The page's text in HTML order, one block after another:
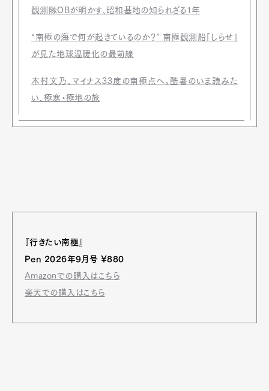
観測隊OBが明かす、昭和基地の知られざる1年
“南極の海で何が起きているのか？” 南極観測船「しらせ」
が見た地球温暖化の最前線
木村文乃、マイナス33度の南極点へ。酷暑のいま読みた
い、極寒・極地の旅
『行きたい南極』
Pen 2026年9月号 ¥880
Amazonでの購入はこちら
楽天での購入はこちら